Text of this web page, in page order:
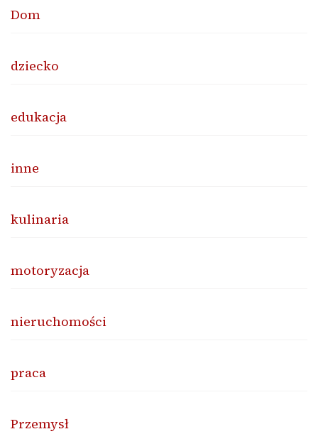
Dom
dziecko
edukacja
inne
kulinaria
motoryzacja
nieruchomości
praca
Przemysł